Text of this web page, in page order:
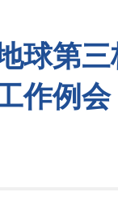
球第
作例会